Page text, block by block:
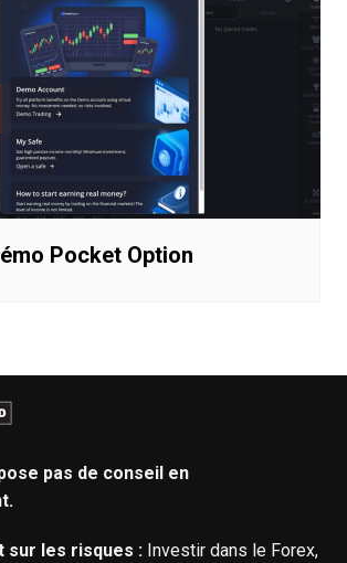
Pocket Option
pas de conseil en
sur les risques :Investir dans le Forex,